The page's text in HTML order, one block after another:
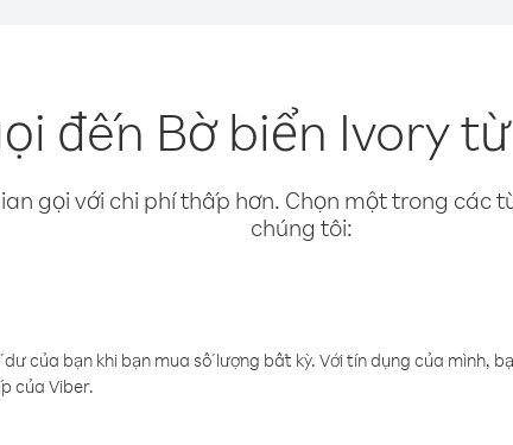
đến Bờ biển Ivory
gọi với chi phí thấp hơn. Chọn một trong các
chúng tôi:
của bạn khi bạn mua số lượng bất kỳ. Với tín dụng của mình,
của Viber.